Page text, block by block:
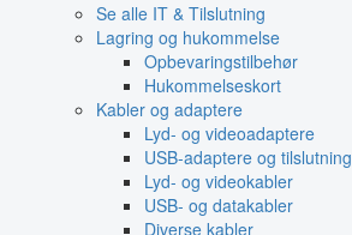
Se alle IT & Tilslutning
Lagring og hukommelse
Opbevaringstilbehør
Hukommelseskort
Kabler og adaptere
Lyd- og videoadaptere
USB-adaptere og tilslutning
Lyd- og videokabler
USB- og datakabler
Diverse kabler